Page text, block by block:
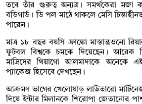
তবে তাঁর গুরুত্ব অন্যত্র। সমর্থকেরা মজা
বডিগার্ড। ডি পল মাঠে থাকলে মেসি
পারেন।
মাত্র ১৮ বছর বয়সি ফ্রাঙ্কো মাস্তান্তুওনো
ফুটবল বিশ্বকে চমকে দিয়েছেন। আরেক
মাদ্রিদের থিয়াগো আলমাদাকে অনেকে এই
প্যাকেজ হিসেবে দেখছেন।
আক্রমণ ভাগের খেলোয়াড় লাউতারো
দিয়ে ইন্টার মিলানকে শিরোপা জেতানোর